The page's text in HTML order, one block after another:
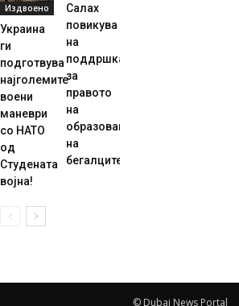
Издвоено
Украина
ги
подготвува
најголемите
воени
маневри
со НАТО
од
Студената
војна!
Салах
повикува
на
поддршка
за
правото
на
образование
на
бегалците
© Dubai News Portal